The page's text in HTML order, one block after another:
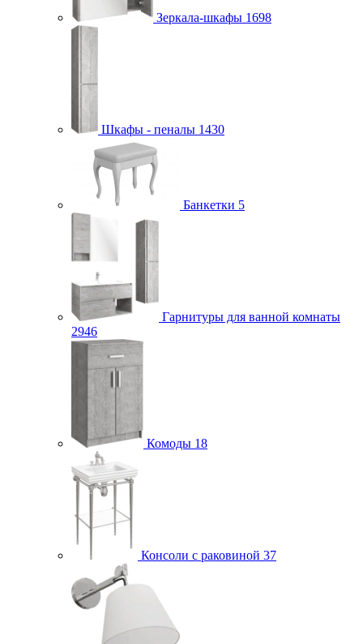
Зеркала-шкафы 1698
Шкафы - пеналы 1430
Банкетки 5
Гарнитуры для ванной комнаты
2946
Комоды 18
Консоли с раковиной 37